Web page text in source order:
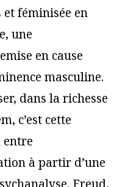
féminisée en
une
en cause
masculine.
dans la richesse
c’est cette
à partir d’une
Freud,